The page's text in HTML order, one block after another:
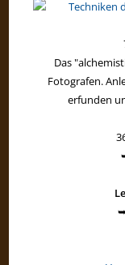
Das
Fotografen.
erfunden
➥